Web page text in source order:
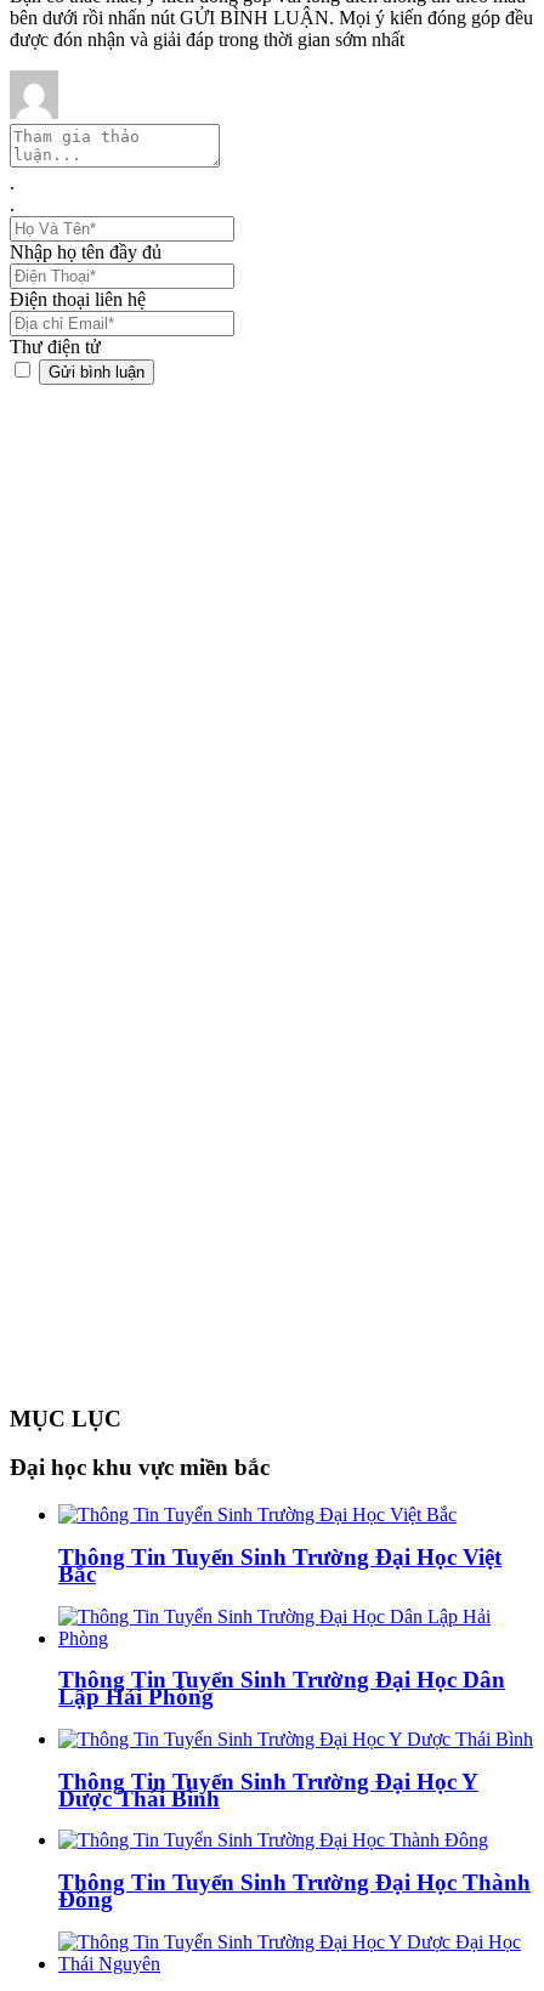
bên dưới rồi nhấn nút GỬI BÌNH LUẬN. Mọi ý kiến đóng góp đều
được đón nhận và giải đáp trong thời gian sớm nhất
.
.
Nhập họ tên đầy đủ
Điện thoại liên hệ
Thư điện tử
MỤC LỤC
Đại học khu vực miền bắc
Thông Tin Tuyển Sinh Trường Đại Học Việt
Bắc
Thông Tin Tuyển Sinh Trường Đại Học Dân
Lập Hải Phòng
Thông Tin Tuyển Sinh Trường Đại Học Y
Dược Thái Bình
Thông Tin Tuyển Sinh Trường Đại Học Thành
Đông